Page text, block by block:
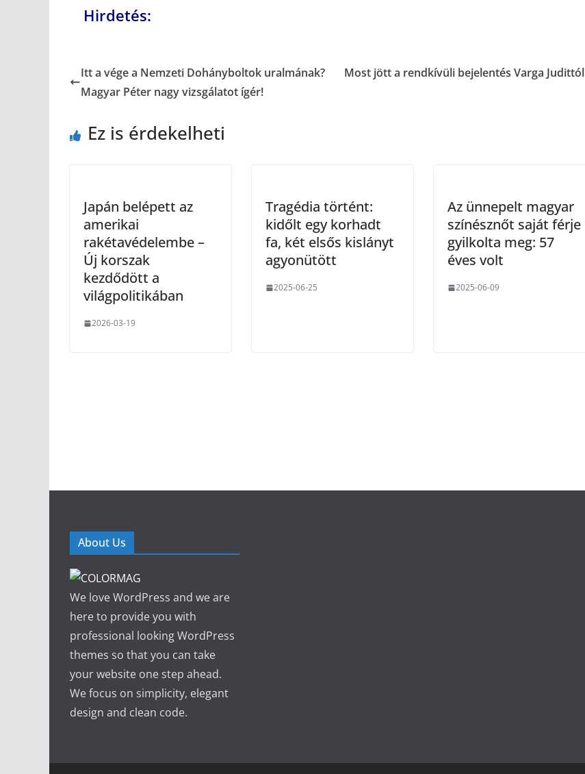
Hirdetés:
Itt a vége a Nemzeti Dohányboltok uralmának?
Magyar Péter nagy vizsgálatot ígér!
Most jött a rendkívüli bejelentés Varga Judittól
Ez is érdekelheti
Japán belépett az
amerikai
rakétavédelembe –
Új korszak
kezdődött a
világpolitikában
2026-03-19
Tragédia történt:
kidőlt egy korhadt
fa, két elsős kislányt
agyonütött
2025-06-25
Az ünnepelt magyar
színésznőt saját férje
gyilkolta meg: 57
éves volt
2025-06-09
About Us
We love WordPress and we are
here to provide you with
professional looking WordPress
themes so that you can take
your website one step ahead.
We focus on simplicity, elegant
design and clean code.